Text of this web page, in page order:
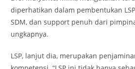
diperhatikan dalam pembentukan
SDM, dan support penuh dari
ungkapnya.
LSP, lanjut dia, merupakan